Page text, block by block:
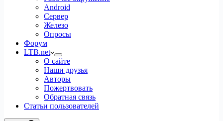
Android
Сервер
Железо
Опросы
Форум
LTB.net
О сайте
Наши друзья
Авторы
Пожертвовать
Обратная связь
Статьи пользователей